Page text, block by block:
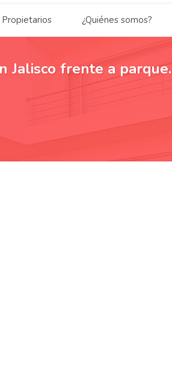
Propietarios ¿Quiénes somos?
Jalisco frente a parque.